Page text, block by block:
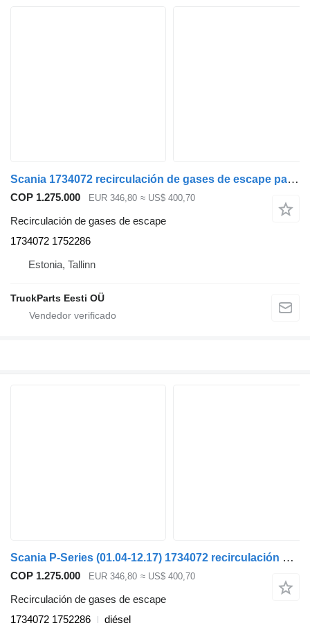
Scania 1734072 recirculación de gases de escape para Scania P,G,R,T-series (2004-2017) cabeza tractora
COP 1.275.000 EUR 346,80 ≈ US$ 400,70
Recirculación de gases de escape
1734072 1752286
Estonia, Tallinn
TruckParts Eesti OÜ
Scania P-Series (01.04-12.17) 1734072 recirculación de gases de escape para Scania P,G,R,T-series (2004-2017) cabeza tractora
COP 1.275.000 EUR 346,80 ≈ US$ 400,70
Recirculación de gases de escape
1734072 1752286
diésel